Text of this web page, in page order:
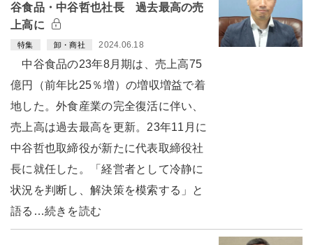
谷食品・中谷哲也社長 過去最高の売
上高に
特集 卸・商社 2024.06.18
中谷食品の23年8月期は、売上高75
億円（前年比25％増）の増収増益で着
地した。外食産業の完全復活に伴い、
売上高は過去最高を更新。23年11月に
中谷哲也取締役が新たに代表取締役社
長に就任した。「経営者として冷静に
状況を判断し、解決策を模索する」と
語る…続きを読む